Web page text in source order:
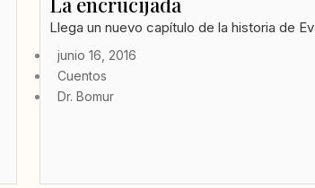
Llega un nuevo capítulo de la historia de
junio 16, 2016
Cuentos
Dr. Bomur